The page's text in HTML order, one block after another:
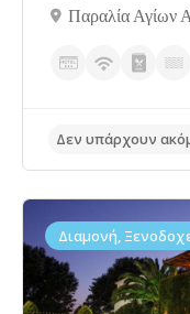
Παραλία Αγίων
Διαμονή,